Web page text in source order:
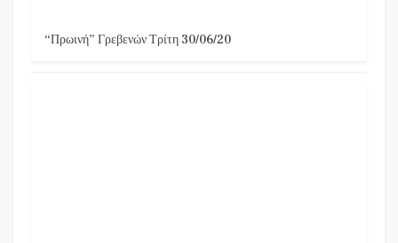
“Πρωινή” Γρεβενών Τρίτη 30/06/20